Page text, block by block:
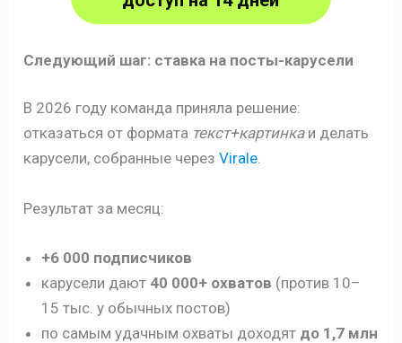
Следующий шаг: ставка на посты-карусели
В 2026 году команда приняла решение:
отказаться от формата текст+картинкаи делать
карусели, собранные черезVirale.
Результат за месяц:
+6 000 подписчиков
карусели дают 40 000+ охватов (против 10–
15 тыс. у обычных постов)
по самым удачным охваты доходят до 1,7 млн